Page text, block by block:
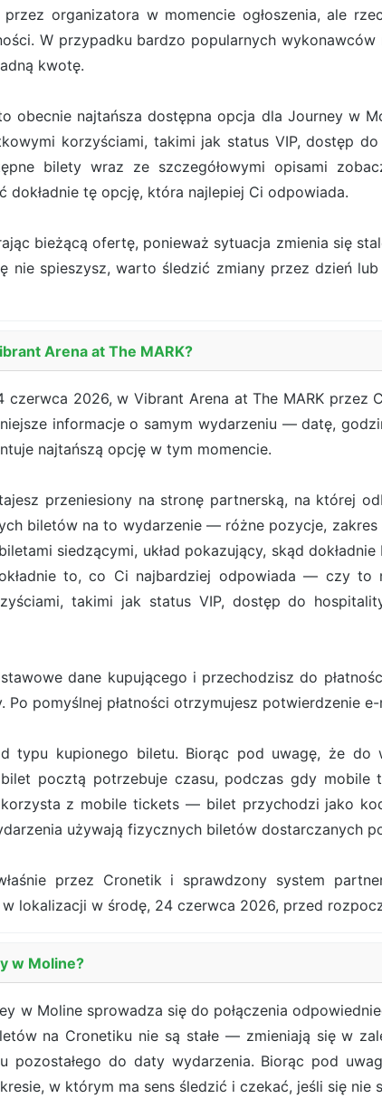
organizatora w momencie ogłoszenia, ale
W przypadku bardzo popularnych
kwotę.
obecnie najtańsza dostępna opcja dla Journey w
korzyściami, takimi jak status VIP, dostęp
bilety wraz ze szczegółowymi opisami
dokładnie tę opcję, która najlepiej Ci odpowiada.
bieżącą ofertę, ponieważ sytuacja zmienia się
nie spieszysz, warto śledzić zmiany przez dzień
Arena at The MARK?
2026, w Vibrant Arena at The MARK przez
informacje o samym wydarzeniu — datę,
najtańszą opcję w tym momencie.
przeniesiony na stronę partnerską, na której
biletów na to wydarzenie — różne pozycje,
siedzącymi, układ pokazujący, skąd
to, co Ci najbardziej odpowiada — czy to
takimi jak status VIP, dostęp do
dane kupującego i przechodzisz do
Po pomyślnej płatności otrzymujesz potwierdzenie
typu kupionego biletu. Biorąc pod uwagę, że do
pocztą potrzebuje czasu, podczas gdy mobile
korzysta z mobile tickets — bilet przychodzi jako
używają fizycznych biletów dostarczanych
przez Cronetik i sprawdzony system
lokalizacji w środę, 24 czerwca 2026, przed
w Moline?
w Moline sprowadza się do połączenia
na Cronetiku nie są stałe — zmieniają się w
pozostałego do daty wydarzenia. Biorąc pod
w którym ma sens śledzić i czekać, jeśli się nie